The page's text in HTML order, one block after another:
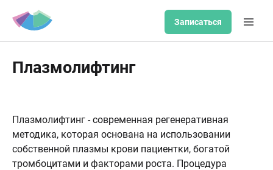
Записаться
Плазмолифтинг
Плазмолифтинг - современная регенеративная
методика, которая основана на использовании
собственной плазмы крови пациентки, богатой
тромбоцитами и факторами роста. Процедура